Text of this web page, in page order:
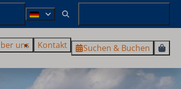
uns Kontakt Suchen & Buchen